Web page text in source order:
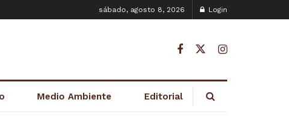
sábado, agosto 8, 2026 Login
Medio Ambiente Editorial